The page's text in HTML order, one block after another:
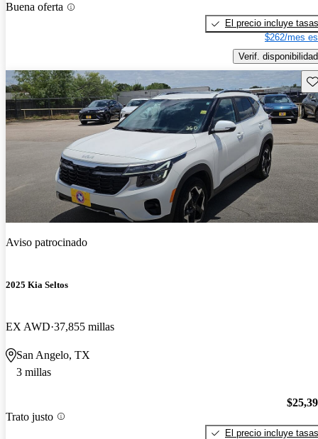
Buena oferta
El precio incluye tasas
$262/mes
Verif. disponibilidad
Aviso patrocinado
2025 Kia Seltos
EX AWD 37,855 millas
San Angelo, TX
3 millas
Trato justo
El precio incluye tasas